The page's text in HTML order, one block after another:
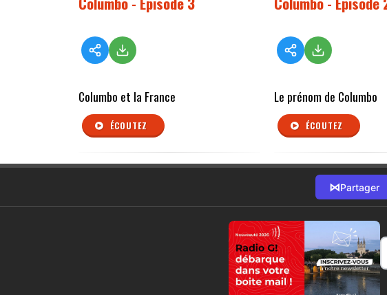
Columbo et la France
ÉCOUTEZ
Le prénom de Columbo
ÉCOUTEZ
⋈Partager